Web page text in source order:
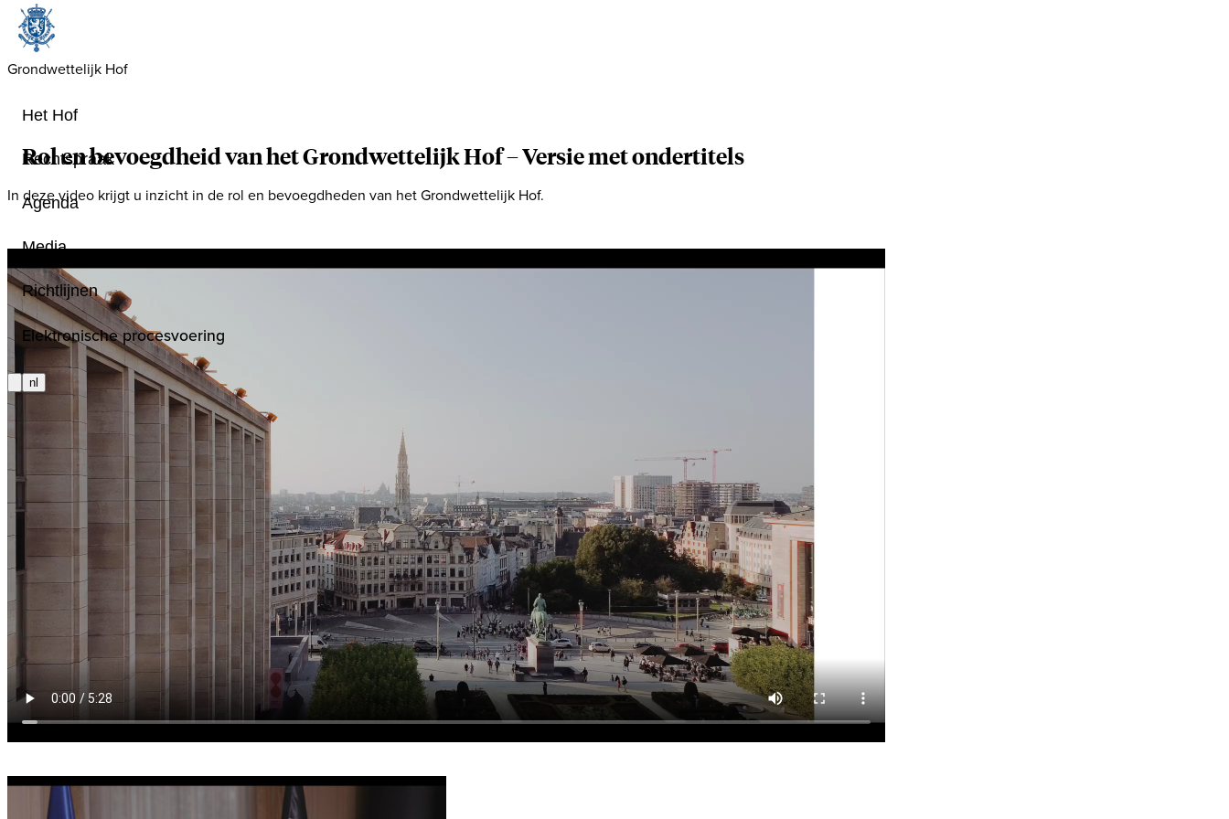
Grondwettelijk Hof
Het Hof
Rechtspraak
Agenda
Media
Richtlijnen
Elektronische procesvoering
nl
Rol en bevoegdheid van het Grondwettelijk Hof– Versie met ondertitels
In deze video krijgt u inzicht in de rol en bevoegdheden van het Grondwettelijk Hof.